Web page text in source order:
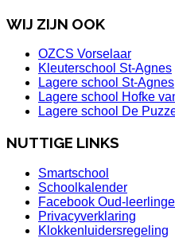
WIJ ZIJN OOK
OZCS Vorselaar
Kleuterschool St-Agnes
Lagere school St-Agnes
Lagere school Hofke
Lagere school De
NUTTIGE LINKS
Smartschool
Schoolkalender
Facebook Oud-
Privacyverklaring
Klokkenluidersregeling